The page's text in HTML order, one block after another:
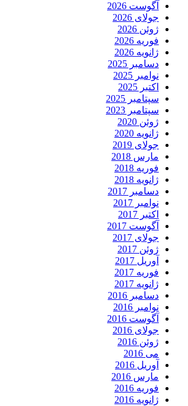
آگوست 2026
جولای 2026
ژوئن 2026
فوریه 2026
ژانویه 2026
دسامبر 2025
نوامبر 2025
اکتبر 2025
سپتامبر 2025
سپتامبر 2023
ژوئن 2020
ژانویه 2020
جولای 2019
مارس 2018
فوریه 2018
ژانویه 2018
دسامبر 2017
نوامبر 2017
اکتبر 2017
آگوست 2017
جولای 2017
ژوئن 2017
آوریل 2017
فوریه 2017
ژانویه 2017
دسامبر 2016
نوامبر 2016
آگوست 2016
جولای 2016
ژوئن 2016
می 2016
آوریل 2016
مارس 2016
فوریه 2016
ژانویه 2016